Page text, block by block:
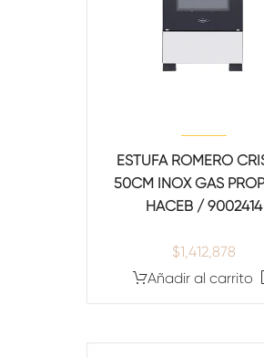
ESTUFA ROMERO
50CM INOX GAS
HACEB / 9002414
$1,412,878
Añadir al carrito